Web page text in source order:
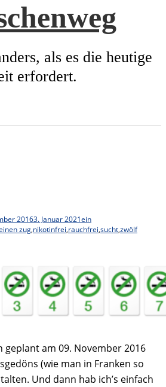
als es die heutige
erfordert.
20163. Januar 2021ein
zug,nikotinfrei,rauchfrei,sucht,zwölf
am 09. November 2016
(wie man in Franken so
Und dann hab ich’s einfach